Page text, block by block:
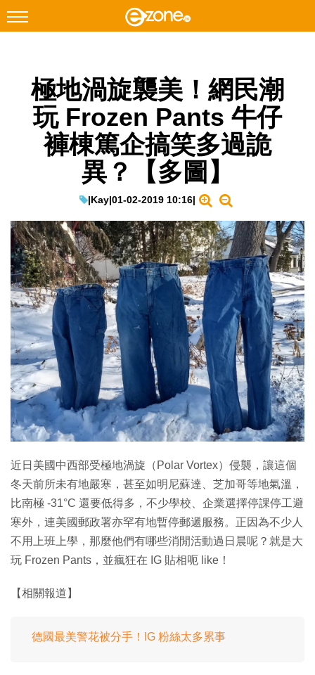
Facebook Instagram
科技焦點
網絡生活
EduTech
IT Times
生成式AI與雲端應用
Enterprise Digital Transformation
特集
極地渦旋襲美！網民潮
玩 Frozen Pants 牛仔
褲棟篤企搞笑多過詭
異？【多圖】
|Kay|01-02-2019 10:16|
近日美國中西部受極地渦旋（Polar Vortex）侵襲，讓這個
冬天前所未有地嚴寒，甚至如明尼蘇達、芝加哥等地氣溫，
比南極 -31°C 還要低得多，不少學校、企業選擇停課停工避
寒外，連美國郵政署亦罕有地暫停郵遞服務。正因為不少人
不用上班上學，那麼他們有哪些消閒活動過日晨呢？就是大
玩 Frozen Pants，並瘋狂在 IG 貼相呃 like！
【相關報道】
德國最美警花被分手！IG 粉絲太多累事